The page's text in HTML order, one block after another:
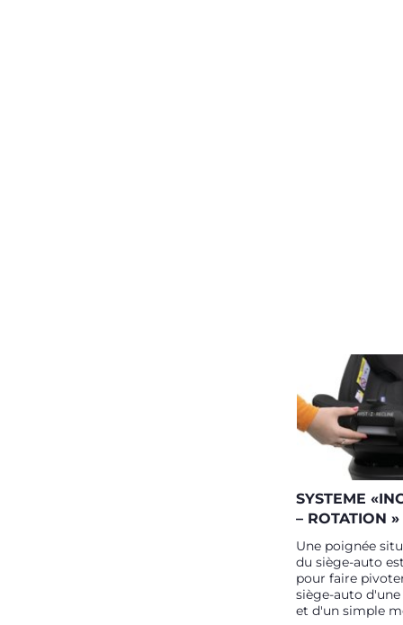
SYSTEME
– ROTATION »
Une poignée
du siège-auto
pour faire
siège-auto
et d'un simple